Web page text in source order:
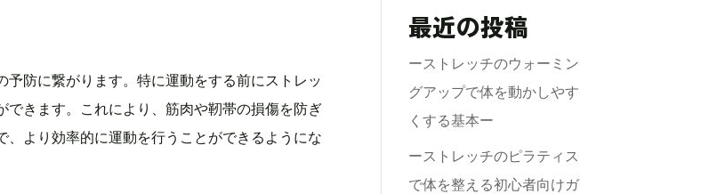
防に繋がります。特に運動をする前にストレッ
きます。これにより、筋肉や靭帯の損傷を防ぎ
より効率的に運動を行うことができるようにな
最近の投稿
ーストレッチのウォーミン
グアップで体を動かしやす
くする基本ー
ーストレッチのピラティス
で体を整える初心者向けガ